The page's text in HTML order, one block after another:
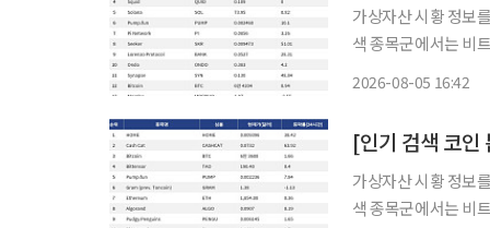
가상자산 시황 정보
색 종목군에서는 비
2026-08-05 16:42
가상자산 시황 정보
색 종목군에서는 비